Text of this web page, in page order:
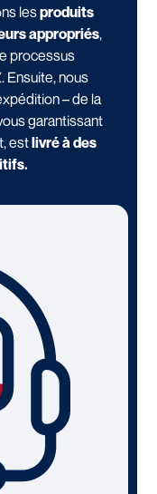
lesproduits
appropriés,
processus
Ensuite, nous
– de la
garantissant
estlivré à des